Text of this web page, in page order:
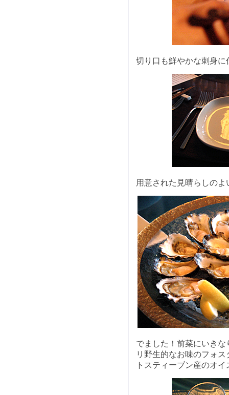
切り口も鮮やかな刺身
用意された見晴らしのよ
でました！前菜にいき
リ野生的なお味のフォ
トスティーブン産のオイ